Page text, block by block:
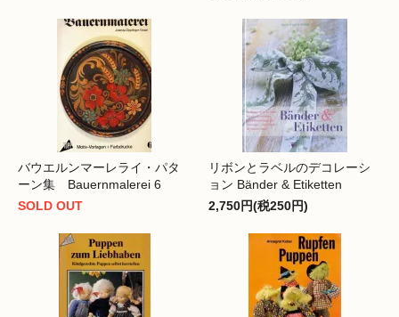
バウエルンマーレライ・パタ
ーン集 Bauernmalerei 6
SOLD OUT
リボンとラベルのデコレーシ
ョン Bänder & Etiketten
2,750円(税250円)